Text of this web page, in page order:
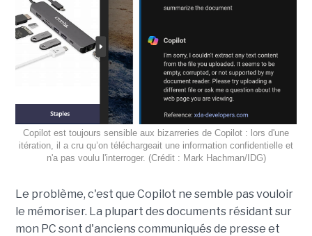
Copilot est toujours sensible aux bizarreries de Copilot : lors d'une
itération, il a cru qu’on téléchargeait une information confidentielle et
n'a pas voulu l'interroger. (Crédit : Mark Hachman/IDG)
Le problème, c'est que Copilot ne semble pas vouloir
le mémoriser. La plupart des documents résidant sur
mon PC sont d'anciens communiqués de presse et